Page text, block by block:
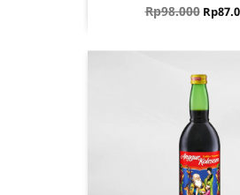
Harga biasa
Rp98.000 Harga